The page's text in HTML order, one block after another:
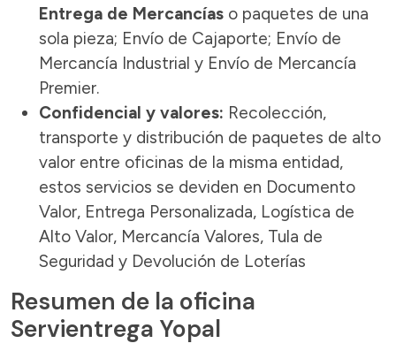
Entrega de Mercancías o paquetes de una
sola pieza; Envío de Cajaporte; Envío de
Mercancía Industrial y Envío de Mercancía
Premier.
Confidencial y valores: Recolección,
transporte y distribución de paquetes de alto
valor entre oficinas de la misma entidad,
estos servicios se deviden en Documento
Valor, Entrega Personalizada, Logística de
Alto Valor, Mercancía Valores, Tula de
Seguridad y Devolución de Loterías
Resumen de la oficina
Servientrega Yopal